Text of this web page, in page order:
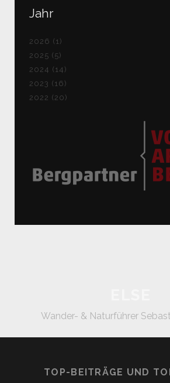
Jahr
2026 (1)
2025 (5)
2024 (14)
2023 (16)
2022 (20)
Wander- & Naturführer
TOP-BEITRÄGE UND